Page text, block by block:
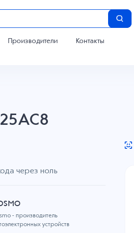
Производители Контакты
через ноль
- производитель
устройств